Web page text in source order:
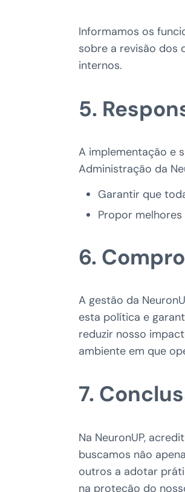
Informamos os
sobre a revisão dos
internos.
5.
A implementação e
Administração da
Garantir que
Propor
6.
A gestão da
esta política e
reduzir nosso
ambiente em que
7.
Na NeuronUP,
buscamos não
outros a adotar
na proteção do